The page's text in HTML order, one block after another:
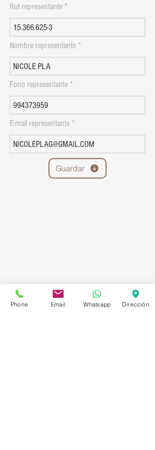
Rut representante
Nombre representante
Fono representante
E-mail representante
Guardar
Phone Email Whatsapp Dirección